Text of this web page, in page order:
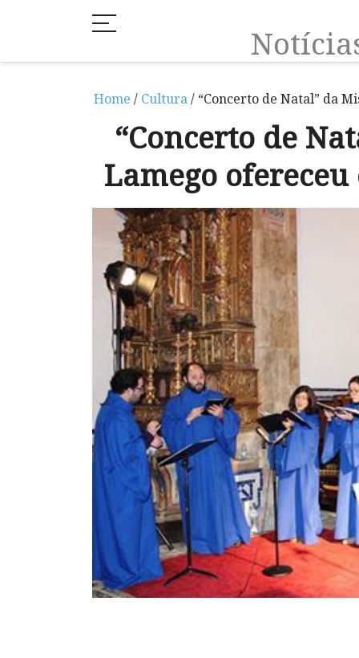
Home / Cultura/ “Concerto de Natal” da
“Concerto de
Lamego